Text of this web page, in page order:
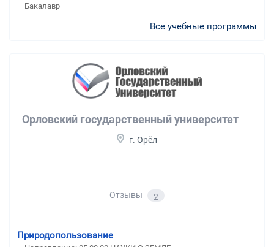
Бакалавр
Все учебные программы
Орловский государственный университет
г. Орёл
Отзывы 2
Природопользование